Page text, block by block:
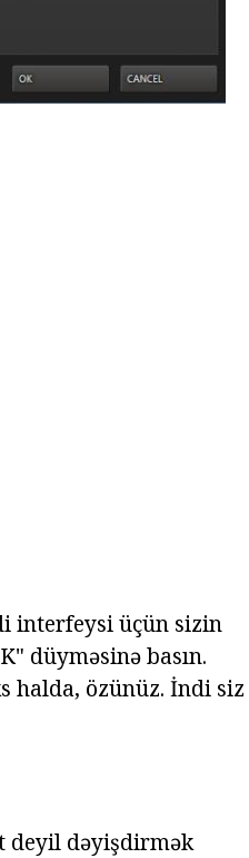
interfeysi üçün sizin
düyməsinə basın.
halda, özünüz. İndi siz
deyil dəyişdirmək